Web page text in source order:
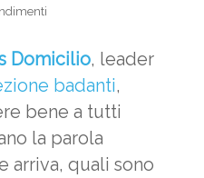
Domicilio, leader
badanti,
bene a tutti
la parola
arriva, quali sono